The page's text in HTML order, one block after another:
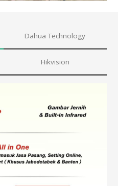
Dahua Technology
Hikvision